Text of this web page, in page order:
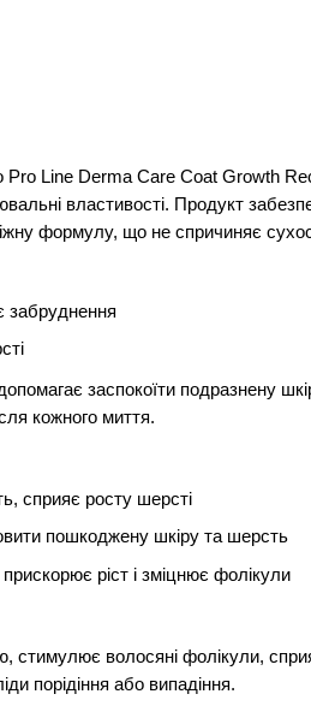
Line Derma Care Coat Growth
властивості. Продукт
формулу, що не спричиняє
забруднення
заспокоїти подразнену
кожного миття.
сприяє росту шерсті
пошкоджену шкіру та шерсть
ріст і зміцнює фолікули
стимулює волосяні фолікули,
порідіння або випадіння.